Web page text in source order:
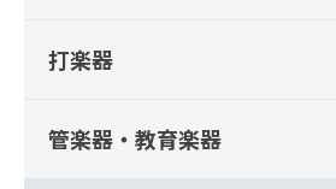
打楽器
管楽器・教育楽器